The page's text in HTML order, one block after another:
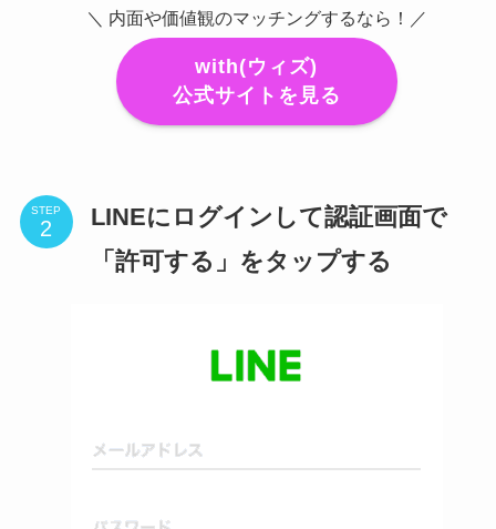
＼ 内面や価値観のマッチングするなら！／
with(ウィズ)
公式サイトを見る
STEP
LINEにログインして認証画面で
「許可する」をタップする